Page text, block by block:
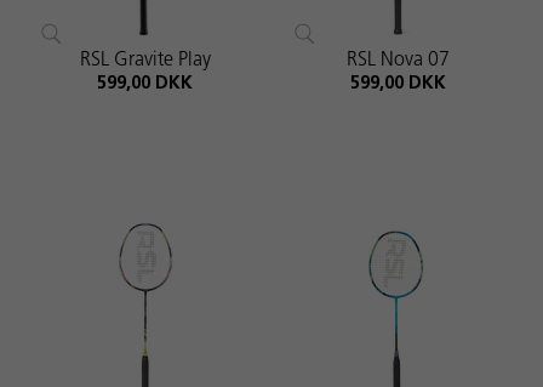
RSL Gravite Play
599,00 DKK
RSL Nova 07
599,00 DKK